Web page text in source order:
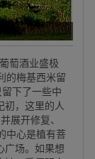
萄酒业盛极
的梅基西米留
下了一些中
初，这里的人
展开修复、
中心是植有菩
广场。如果想